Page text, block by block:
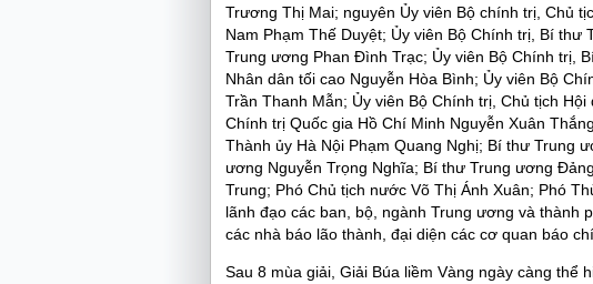
Trương Thị Mai; nguyên Ủy viên Bộ chính trị, Chủ
Nam Phạm Thế Duyệt; Ủy viên Bộ Chính trị, Bí
Trung ương Phan Đình Trạc; Ủy viên Bộ Chính trị,
Nhân dân tối cao Nguyễn Hòa Bình; Ủy viên Bộ
Trần Thanh Mẫn; Ủy viên Bộ Chính trị, Chủ tịch
Chính trị Quốc gia Hồ Chí Minh Nguyễn Xuân
Thành ủy Hà Nội Phạm Quang Nghị; Bí thư Trung
ương Nguyễn Trọng Nghĩa; Bí thư Trung ương
Trung; Phó Chủ tịch nước Võ Thị Ánh Xuân; Phó
lãnh đạo các ban, bộ, ngành Trung ương và thành
các nhà báo lão thành, đại diện các cơ quan báo
Sau 8 mùa giải, Giải Búa liềm Vàng ngày càng thể